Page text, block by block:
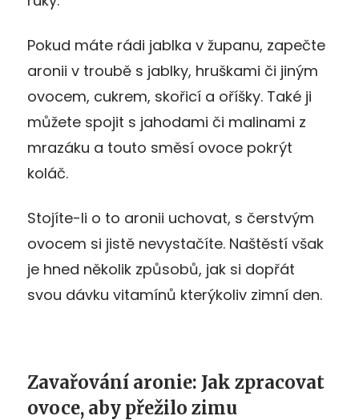
Pokud máte rádi jablka v županu, zapečte
aronii v troubě s jablky, hruškami či jiným
ovocem, cukrem, skořicí a oříšky. Také ji
můžete spojit s jahodami či malinami z
mrazáku a touto směsí ovoce pokrýt
koláč.
Stojíte-li o to aronii uchovat, s čerstvým
ovocem si jistě nevystačíte. Naštěstí však
je hned několik způsobů, jak si dopřát
svou dávku vitamínů kterýkoliv zimní den.
Zavařování aronie: Jak zpracovat
ovoce, aby přežilo zimu